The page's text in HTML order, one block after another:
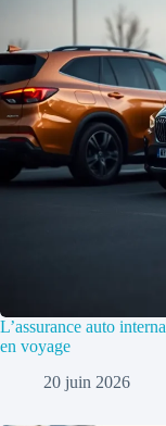
L’assurance auto
en voyage
20 juin 2026